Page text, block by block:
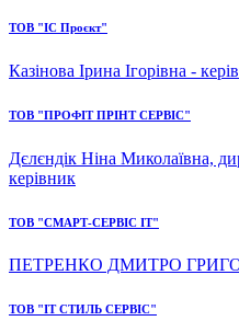
ТОВ "ІС Проєкт"
Казінова Ірина Ігорівна -
ТОВ "ПРОФІТ ПРІНТ СЕРВІС"
Дєлєндік Ніна Миколаївна,
керівник
ТОВ "СМАРТ-СЕРВІС ІТ"
ПЕТРЕНКО ДМИТРО
ТОВ "ІТ СТИЛЬ СЕРВІС"